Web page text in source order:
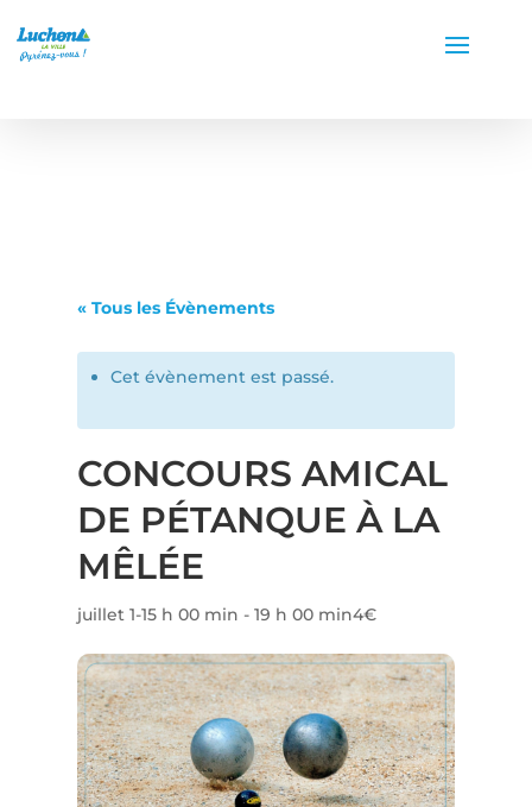
« Tous les Évènements
Cet évènement est passé.
CONCOURS AMICAL
DE PÉTANQUE À LA
MÊLÉE
juillet 1-15 h 00 min - 19 h 00 min4€